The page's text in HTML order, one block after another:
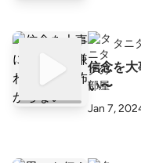
タニ
信念を
い〜
Jan 7,